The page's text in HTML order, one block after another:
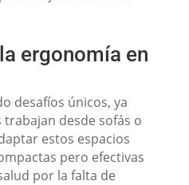
ergonomía en
desafíos únicos, ya
desde sofás o
estos espacios
pero efectivas
por la falta de